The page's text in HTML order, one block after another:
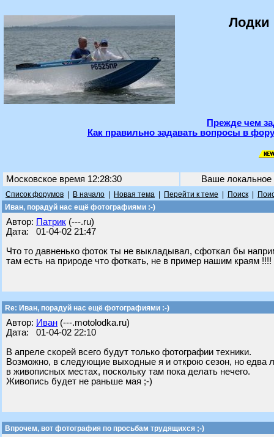
Лодки
Прежде чем
Как правильно задавать вопросы в
Московское время 12:28:30 Ваше
Список форумов В начало Новая тема Перейти к теме Поиск
Иван, порадуй нас ещё фотографиями :-)
Автор: Патрик (---.ru)
Дата: 01-04-02 21:47
Что то давненько фоток ты не выкладывал, сфоткал бы
там есть на природе что фоткать, не в пример нашим краям !!!!
Re: Иван, порадуй нас ещё фотографиями :-)
Автор: Иван (---.motolodka.ru)
Дата: 01-04-02 22:10
В апреле скорей всего будут только фотографии техники.
Возможно, в следующие выходные я и открою сезон, но едва
в живописных местах, поскольку там пока делать нечего.
Живопись будет не раньше мая ;-)
Впрочем, вот фотография по просьбам трудящихся ;-)